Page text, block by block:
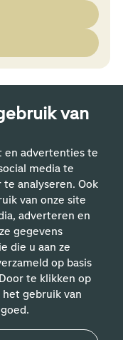
van
en advertenties te
media te
analyseren. Ook
van onze site
adverteren en
gegevens
die u aan ze
op basis
te klikken op
gebruik van